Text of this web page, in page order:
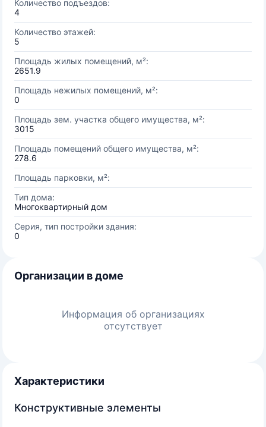
Количество подъездов:
4
Количество этажей:
5
Площадь жилых помещений, м²:
2651.9
Площадь нежилых помещений, м²:
0
Площадь зем. участка общего имущества, м²:
3015
Площадь помещений общего имущества, м²:
278.6
Площадь парковки, м²:
Тип дома:
Многоквартирный дом
Серия, тип постройки здания:
0
Организации в доме
Информация об организациях
отсутствует
Характеристики
Конструктивные элементы